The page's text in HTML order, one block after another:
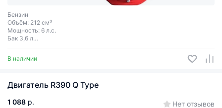
Бензин
Объём: 212 см³
Мощность: 6 л.с.
Бак 3,6 л
Ручной запуск
Диаметр вала 20 мм
В наличии
Двигатель R390 Q Type
1 088 р. Нет отзывов